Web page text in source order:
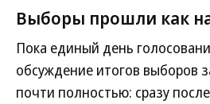
Выборы прошли как
Пока единый день
обсуждение итогов выборов
почти полностью: сразу